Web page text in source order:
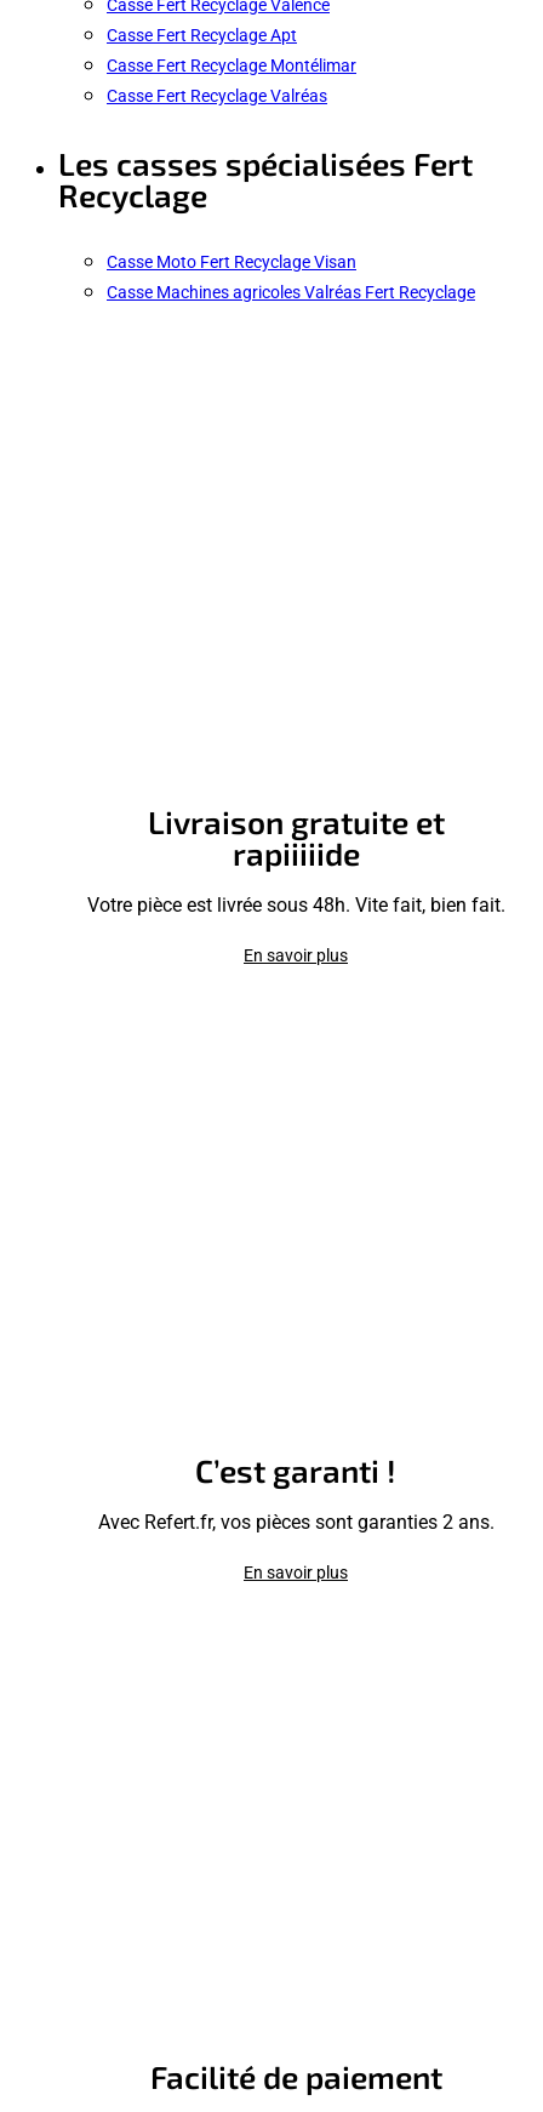
Casse Fert Recyclage Apt
Casse Fert Recyclage Montélimar
Casse Fert Recyclage Valréas
Les casses spécialisées Fert
Recyclage
Casse Moto Fert Recyclage Visan
Casse Machines agricoles Valréas Fert Recyclage
Livraison gratuite et
rapiiiiide
Votre pièce est livrée sous 48h. Vite fait, bien fait.
En savoir plus
C’est garanti !
Avec Refert.fr, vos pièces sont garanties 2 ans.
En savoir plus
Facilité de paiement